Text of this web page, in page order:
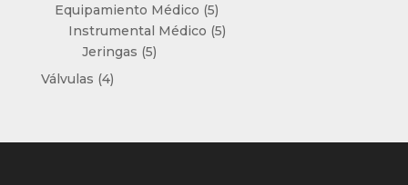
Equipamiento Médico 55
productos
Instrumental Médico 55
Jeringas 55
Válvulas 44